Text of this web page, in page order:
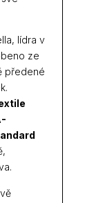
lídra v
ze
předené